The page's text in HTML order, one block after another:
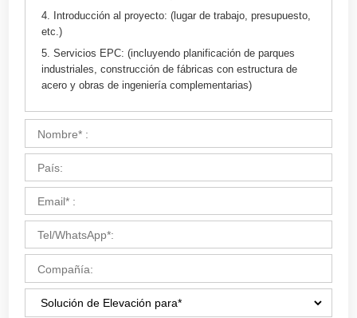
CONSEJOS:
2. Para qué se utilizará el producto:
3. Especificaciones del producto: (capacidad de elevación,
alcance, altura de elevación)
4. Introducción al proyecto: (lugar de trabajo, presupuesto,